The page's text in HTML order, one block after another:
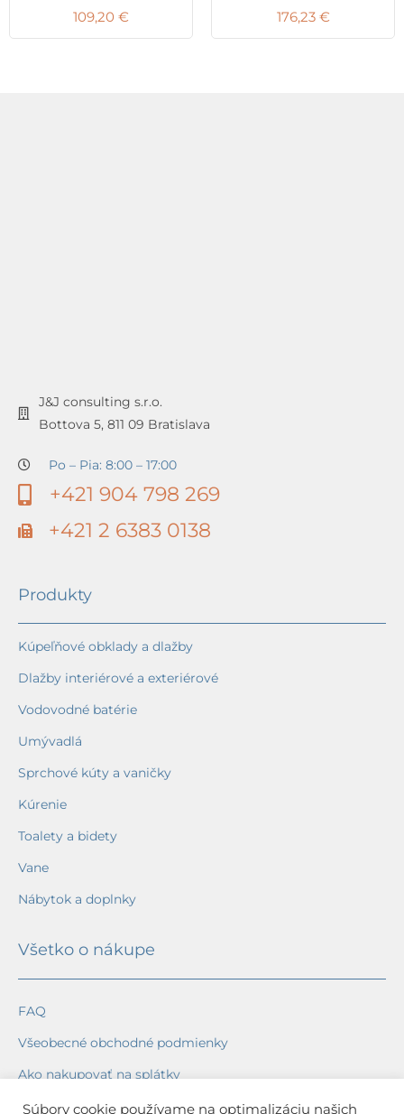
109,20 € 176,23 €
J&J consulting s.r.o.
Bottova 5, 811 09 Bratislava
Po – Pia: 8:00 – 17:00
+421 904 798 269
+421 2 6383 0138
Produkty
Kúpeľňové obklady a dlažby
Dlažby interiérové a exteriérové
Vodovodné batérie
Umývadlá
Sprchové kúty a vaničky
Kúrenie
Toalety a bidety
Vane
Nábytok a doplnky
Všetko o nákupe
FAQ
Všeobecné obchodné podmienky
Ako nakupovať na splátky
Ochrana osobných údajov
Súbory cookie používame na optimalizáciu našich